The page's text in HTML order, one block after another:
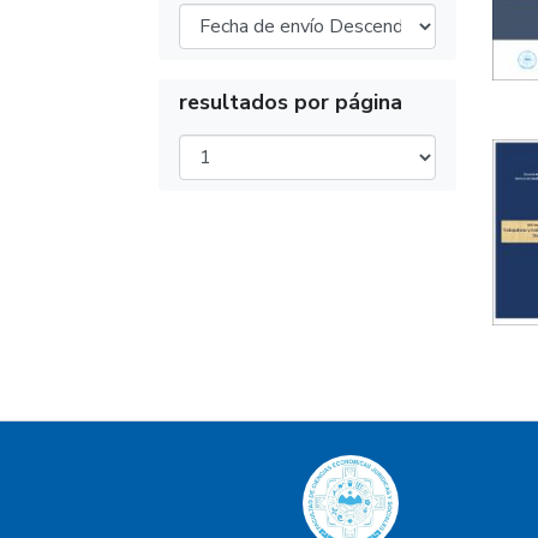
resultados por página